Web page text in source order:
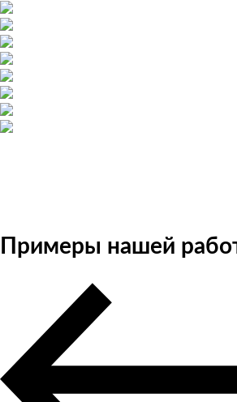
Примеры нашей